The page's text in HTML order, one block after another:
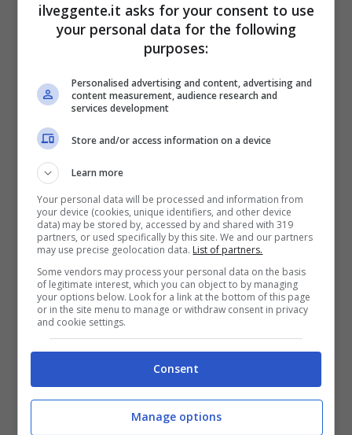
BONUS BENVENUTO LOTTOMATICA: 2050€
Per i nuovi utenti della piattaforma: 100% fino a 50€ in
Sport
2050€
VERIFICA
SNAI
Bonus Benvenuto Sport: fino a 1.000€
ilveggente.it asks for your consent to use
your personal data for the following
purposes:
Personalised advertising and content, advertising and
content measurement, audience research and
services development
Store and/or access information on a device
Learn more
Your personal data will be processed and information from
your device (cookies, unique identifiers, and other device
data) may be stored by, accessed by and shared with 319
partners, or used specifically by this site. We and our partners
may use precise geolocation data. List of partners.
Some vendors may process your personal data on the basis
of legitimate interest, which you can object to by managing
your options below. Look for a link at the bottom of this page
or in the site menu to manage or withdraw consent in privacy
and cookie settings.
Consent
Manage options